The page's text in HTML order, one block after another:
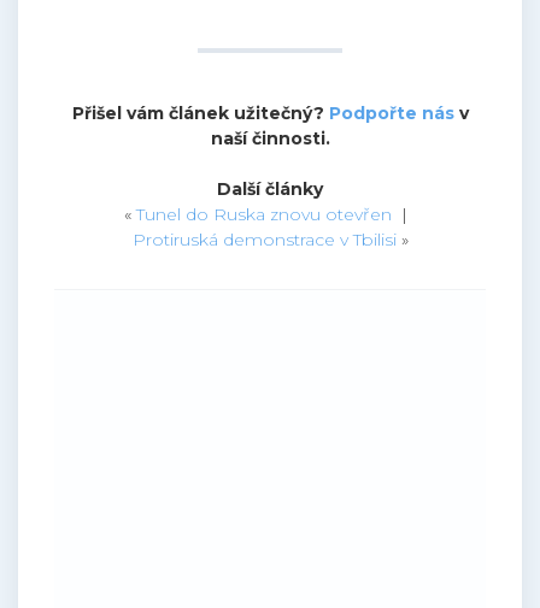
Přišel vám článek užitečný? Podpořte násv
naší činnosti.
Další články
«Tunel do Ruska znovu otevřen |
Protiruská demonstrace v Tbilisi»